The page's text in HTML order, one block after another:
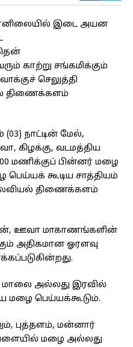
இடை அயன
காற்று சங்கமிக்கும்
செலுத்தி
திணைக்களம்
நாட்டின் மேல்,
கிழக்கு, வடமத்திய
மணிக்குப் பின்னர் மழை
பெய்யக் கூடிய சாத்தியம்
திணைக்களம்
ஊவா மாகாணங்களின்
அதிகமான ஓரளவு
மாலை அல்லது இரவில்
மழை பெய்யக்கூடும்.
புத்தளம், மன்னார்
மழை அல்லது